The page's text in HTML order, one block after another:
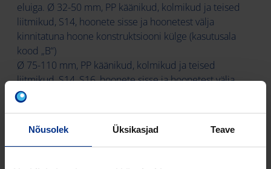
Nõusolek Üksikasjad Teave
eluiga. Ø 32-50 mm, PP käänikud, kolmikud ja teised
liitmikud, S14, hoonete sisse ja hoonetest välja
kinnitatuna hoone konstruktsiooni külge (kasutusala
kood „B“)
Ø 75-110 mm, PP käänikud, kolmikud ja teised
liitmikud, S14, S16, hoonete sisse ja hoonetest välja
kinnitatuna hoone konstruktsiooni külge, lisaks maetuna
(kasutusala kood „BD“).
Ø 75-110 mm, PP käänikud, kolmikud ja teised